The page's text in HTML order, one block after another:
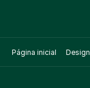
Página inicial